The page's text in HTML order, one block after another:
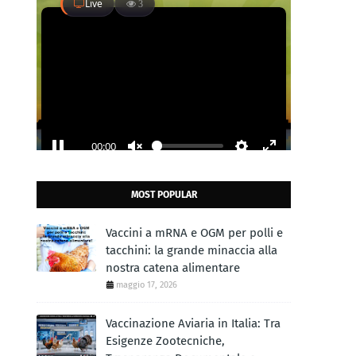
MOST POPULAR
Vaccini a mRNA e OGM per polli e
tacchini: la grande minaccia alla
nostra catena alimentare
maggio 17, 2026
Vaccinazione Aviaria in Italia: Tra
Esigenze Zootecniche,